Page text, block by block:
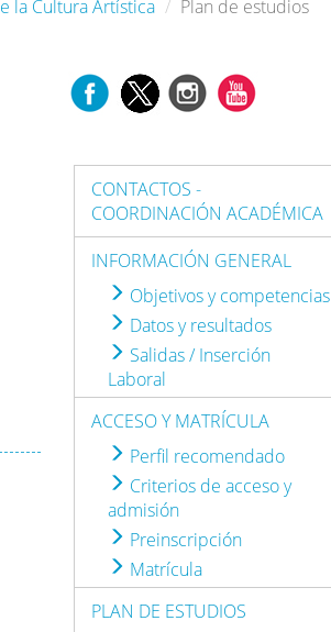
la Cultura Artística Plan de estudios
CONTACTOS -
COORDINACIÓN ACADÉMICA
INFORMACIÓN GENERAL
Objetivos y competencias
Datos y resultados
Salidas / Inserción
Laboral
ACCESO Y MATRÍCULA
Perfil recomendado
Criterios de acceso y
admisión
Preinscripción
Matrícula
PLAN DE ESTUDIOS